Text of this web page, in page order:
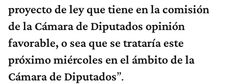
proyecto de ley que tiene en la comisión
de la Cámara de Diputados opinión
favorable, o sea que se trataría este
próximo miércoles en el ámbito de la
Cámara de Diputados”.